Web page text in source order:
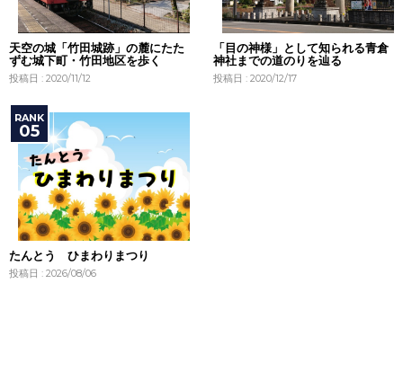
天空の城「竹田城跡」の麓にたた
ずむ城下町・竹田地区を歩く
投稿日 : 2020/11/12
「目の神様」として知られる青倉
神社までの道のりを辿る
投稿日 : 2020/12/17
たんとう ひまわりまつり
投稿日 : 2026/08/06